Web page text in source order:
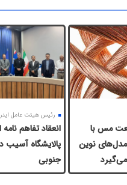
مس با
نوین
رئیس هیئت عامل
انعقاد تفاهم
پالایشگاه آسیب
جنوبی